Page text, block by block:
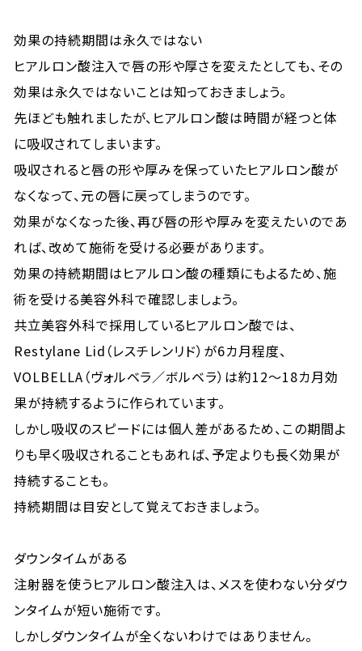
効果の持続期間は永久ではない
ヒアルロン酸注入で唇の形や厚さを変えたとしても、その
効果は永久ではないことは知っておきましょう。
先ほども触れましたが、ヒアルロン酸は時間が経つと体
に吸収されてしまいます。
吸収されると唇の形や厚みを保っていたヒアルロン酸が
なくなって、元の唇に戻ってしまうのです。
効果がなくなった後、再び唇の形や厚みを変えたいのであ
れば、改めて施術を受ける必要があります。
効果の持続期間はヒアルロン酸の種類にもよるため、施
術を受ける美容外科で確認しましょう。
共立美容外科で採用しているヒアルロン酸では、
Restylane Lid（レスチレンリド）が6カ月程度、
VOLBELLA（ヴォルベラ／ボルベラ）は約12～18カ月効
果が持続するように作られています。
しかし吸収のスピードには個人差があるため、この期間よ
りも早く吸収されることもあれば、予定よりも長く効果が
持続することも。
持続期間は目安として覚えておきましょう。
ダウンタイムがある
注射器を使うヒアルロン酸注入は、メスを使わない分ダウ
ンタイムが短い施術です。
しかしダウンタイムが全くないわけではありません。